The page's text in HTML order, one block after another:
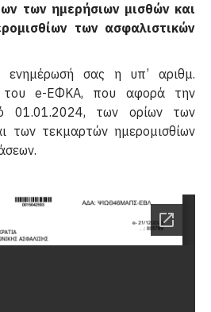
των ημερήσιων μισθών και
των ασφαλιστικών
ενημέρωσή σας η υπ’ αριθμ.
του e-ΕΦΚΑ, που αφορά την
01.01.2024, των ορίων των
των τεκμαρτών ημερομισθίων